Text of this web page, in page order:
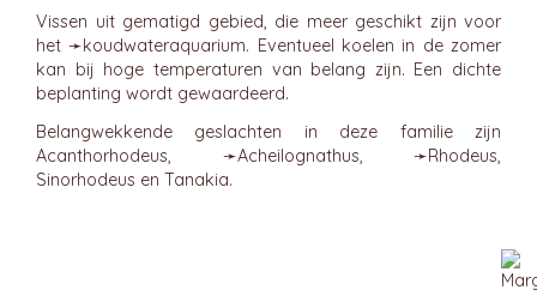
Vissen uit gematigd gebied, die meer geschikt zijn voor
het ➛koudwateraquarium. Eventueel koelen in de zomer
kan bij hoge temperaturen van belang zijn. Een dichte
beplanting wordt gewaardeerd.
Belangwekkende geslachten in deze familie zijn
Acanthorhodeus, ➛Acheilognathus, ➛Rhodeus,
Sinorhodeus en Tanakia.